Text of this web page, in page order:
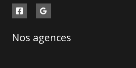
Nos agences